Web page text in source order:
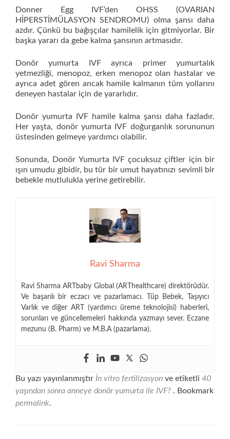
Donner Egg IVF’den OHSS (OVARIAN
HİPERSTİMÜLASYON SENDROMU) olma şansı daha
azdır. Çünkü bu bağışçılar hamilelik için gitmiyorlar. Bir
başka yararı da gebe kalma şansının artmasıdır.
Donör yumurta IVF ayrıca primer yumurtalık
yetmezliği, menopoz, erken menopoz olan hastalar ve
ayrıca adet gören ancak hamile kalmanın tüm yollarını
deneyen hastalar için de yararlıdır.
Donör yumurta IVF hamile kalma şansı daha fazladır.
Her yaşta, donör yumurta IVF doğurganlık sorununun
üstesinden gelmeye yardımcı olabilir.
Sonunda, Donör Yumurta IVF çocuksuz çiftler için bir
ışın umudu gibidir, bu tür bir umut hayatınızı sevimli bir
bebekle mutlulukla yerine getirebilir.
Ravi Sharma
Ravi Sharma ARTbaby Global (ARThealthcare) direktörüdür.
Ve başarılı bir eczacı ve pazarlamacı. Tüp Bebek, Taşıyıcı
Varlık ve diğer ART (yardımcı üreme teknolojisi) haberleri,
sorunları ve güncellemeleri hakkında yazmayı sever. Eczane
mezunu (B. Pharm) ve M.B.A (pazarlama).
Bu yazı yayınlanmıştır İn vitro fertilizasyon ve etiketli 40
yaşından sonra anneye donör yumurta ile IVF? . Bookmark
permalink.